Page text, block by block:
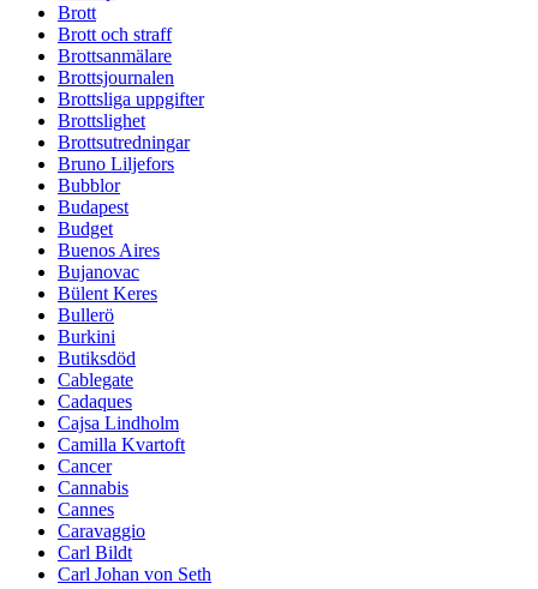
Brott
Brott och straff
Brottsanmälare
Brottsjournalen
Brottsliga uppgifter
Brottslighet
Brottsutredningar
Bruno Liljefors
Bubblor
Budapest
Budget
Buenos Aires
Bujanovac
Bülent Keres
Bullerö
Burkini
Butiksdöd
Cablegate
Cadaques
Cajsa Lindholm
Camilla Kvartoft
Cancer
Cannabis
Cannes
Caravaggio
Carl Bildt
Carl Johan von Seth